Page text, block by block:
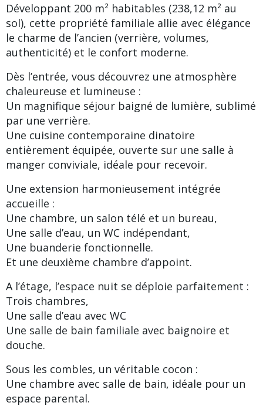
Développant 200 m² habitables (238,12 m² au
sol), cette propriété familiale allie avec élégance
le charme de l’ancien (verrière, volumes,
authenticité) et le confort moderne.
Dès l’entrée, vous découvrez une atmosphère
chaleureuse et lumineuse :
Un magnifique séjour baigné de lumière, sublimé
par une verrière.
Une cuisine contemporaine dinatoire
entièrement équipée, ouverte sur une salle à
manger conviviale, idéale pour recevoir.
Une extension harmonieusement intégrée
accueille :
Une chambre, un salon télé et un bureau,
Une salle d’eau, un WC indépendant,
Une buanderie fonctionnelle.
Et une deuxième chambre d’appoint.
A l’étage, l’espace nuit se déploie parfaitement :
Trois chambres,
Une salle d’eau avec WC
Une salle de bain familiale avec baignoire et
douche.
Sous les combles, un véritable cocon :
Une chambre avec salle de bain, idéale pour un
espace parental.